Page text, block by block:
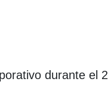
durante el